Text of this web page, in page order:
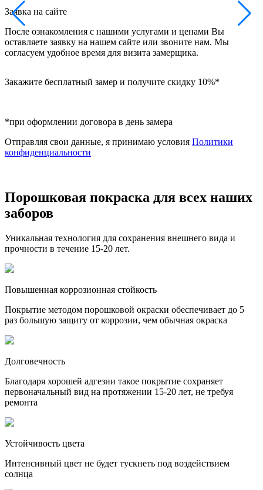
Заявка на сайте
После ознакомления с нашими услугами и ценами Вы
оставляете заявку на нашем сайте или звоните нам. Мы
согласуем удобное время для визита замерщика.
Закажите бесплатный замер и получите скидку 10%*
*при оформлении договора в день замера
Отправляя свои данные, я принимаю условия Политики
конфиденциальности
Порошковая покраска для всех наших
заборов
Уникальная технология для сохранения внешнего вида и
прочности в течение 15-20 лет.
Повышенная коррозионная стойкость
Покрытие методом порошковой окраски обеспечивает до 5
раз большую защиту от коррозии, чем обычная окраска
Долговечность
Благодаря хорошей адгезии такое покрытие сохраняет
первоначальный вид на протяжении 15-20 лет, не требуя
ремонта
Устойчивость цвета
Интенсивный цвет не будет тускнеть под воздействием
солнца